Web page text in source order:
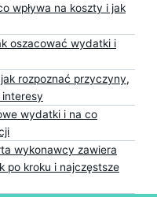
wpływa na koszty i jak
oszacować wydatki i
rozpoznać przyczyny,
interesy
wydatki i na co
wykonawcy zawiera
po kroku i najczęstsze